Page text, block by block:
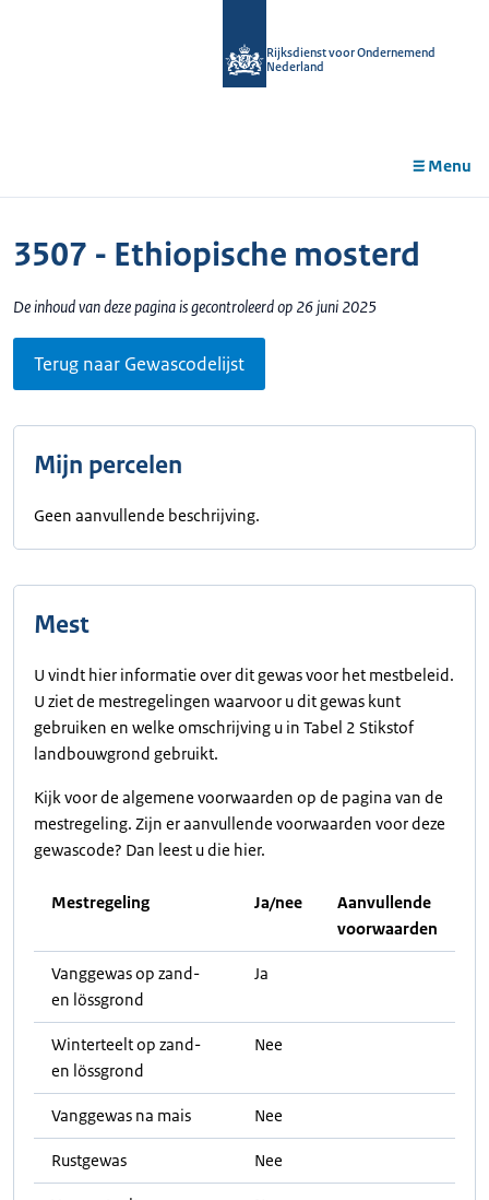
Rijksdienst voor Ondernemend
Nederland
Menu
3507 - Ethiopische mosterd
De inhoud van deze pagina is gecontroleerd op 26 juni 2025
Terug naar Gewascodelijst
Mijn percelen
Geen aanvullende beschrijving.
Mest
U vindt hier informatie over dit gewas voor het mestbeleid.
U ziet de mestregelingen waarvoor u dit gewas kunt
gebruiken en welke omschrijving u in Tabel 2 Stikstof
landbouwgrond gebruikt.
Kijk voor de algemene voorwaarden op de pagina van de
mestregeling. Zijn er aanvullende voorwaarden voor deze
gewascode? Dan leest u die hier.
Mestregeling Ja/nee
Aanvullende
voorwaarden
Vanggewas op zand-
en lössgrond
Ja
Winterteelt op zand-
en lössgrond
Nee
Vanggewas na mais Nee
Rustgewas Nee